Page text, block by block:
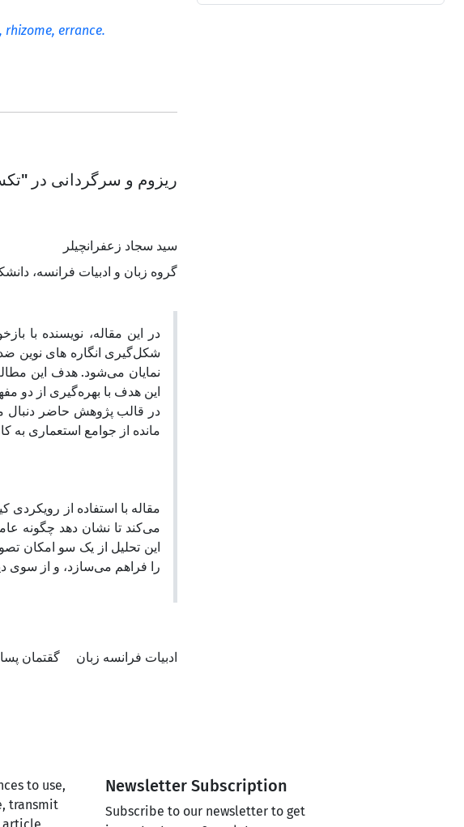
errance.
ریزوم و سرگردانی در
سید سجاد زعفرانچیلر
گروه زبان و ادبیات فرانسه،
در این مقاله، نویسنده با
شکل‌گیری انگاره های نوین
نمایان می‌شود. هدف این
این هدف با بهره‌گیری از دو
در قالب پژوهش حاضر دنبال
مانده از جوامع استعماری به
می‌کند تا نشان دهد چگونه
این تحلیل از یک سو امکان
را فراهم می‌سازد، و از سوی
ادبیات فرانسه زبان گقتمان
to use,
transmit
Newsletter Subscription
Subscribe to our newsletter to get